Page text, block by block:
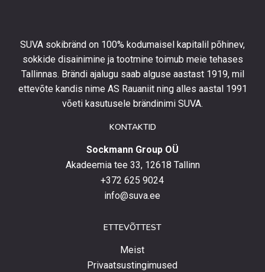
kursis
uusimate
toodetega,
eripakkumistega
SUVA sokibränd on 100% kodumaisel kapitalil põhinev,
sokkide disainimine ja tootmine toimub meie tehases
Tallinnas. Brändi ajalugu saab alguse aastast 1919, mil
ettevõte kandis nime AS Rauaniit ning alles aastal 1991
võeti kasutusele brändinimi SUVA.
KONTAKTID
Sockmann Group OÜ
Akadeemia tee 33, 12618 Tallinn
+372 625 9024
info@suva.ee
ETTEVÕTTEST
Meist
Privaatsustingimused